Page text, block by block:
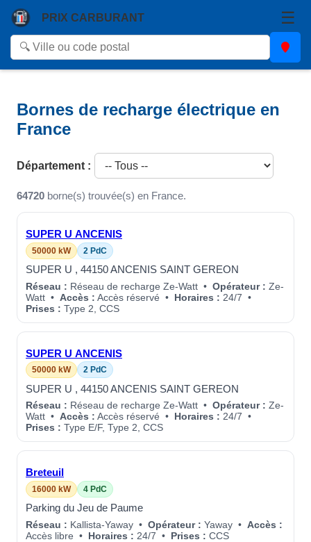
PRIX CARBURANT ☰
Bornes de recharge électrique en
France
Département :
64720 borne(s) trouvée(s) en France.
SUPER U ANCENIS
50000 kW 2 PdC
SUPER U , 44150 ANCENIS SAINT GEREON
Réseau : Réseau de recharge Ze-Watt • Opérateur : Ze-
Watt • Accès : Accès réservé • Horaires : 24/7 •
Prises : Type 2, CCS
SUPER U ANCENIS
50000 kW 2 PdC
SUPER U , 44150 ANCENIS SAINT GEREON
Réseau : Réseau de recharge Ze-Watt • Opérateur : Ze-
Watt • Accès : Accès réservé • Horaires : 24/7 •
Prises : Type E/F, Type 2, CCS
Breteuil
16000 kW 4 PdC
Parking du Jeu de Paume
Réseau : Kallista-Yaway • Opérateur : Yaway • Accès :
Accès libre • Horaires : 24/7 • Prises : CCS